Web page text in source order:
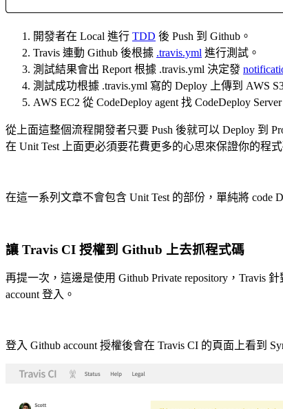
開發者在 Local 進行 TDD 後 Push 到 Github。
Travis 連動 Github 後根據 .travis.yml 進行測試。
測試結果會出 Report 根據 .travis.yml 決定發
測試成功根據 .travis.yml 寫的 Deploy 上傳到 AWS
AWS EC2 從 CodeDeploy agent 找 CodeDeploy
從上面這整個流程開發者只要 Push 後就可以 Deploy 到
在 Unit Test 上面更必須要花費更多的心思來保證你的程
在這一系列文章不會包含 Unit Test 的部份，單純將 code
讓 Travis CI 授權到 Github 上去抓程式碼
再提一次，這邊是使用 Github Private repository，Travis
account 登入。
登入 Github account 授權後會在 Travis CI 的頁面上看到